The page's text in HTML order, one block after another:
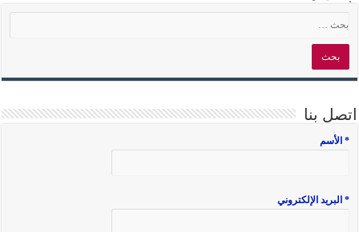
اتصل بنا
* الأسم
* البريد الإلكتروني